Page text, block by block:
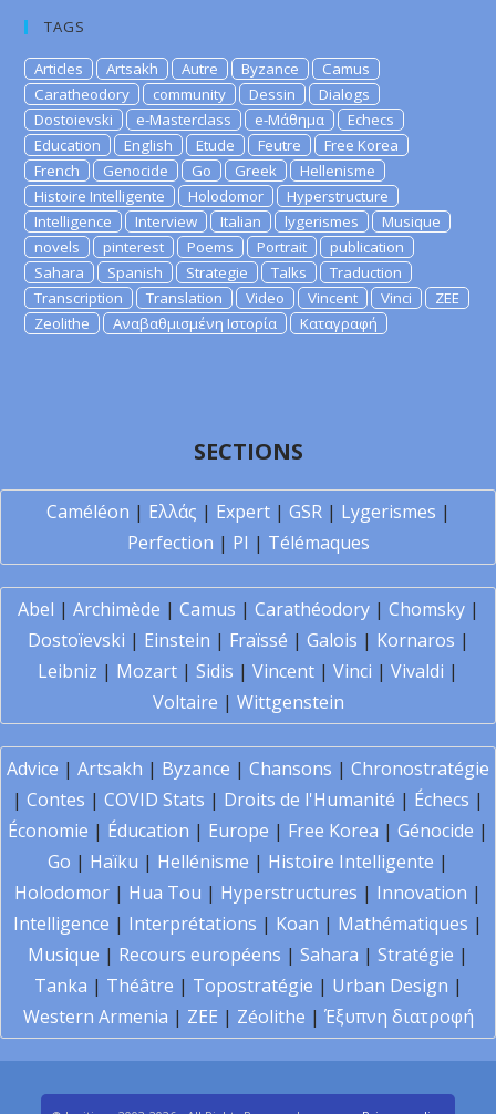
TAGS
Articles Artsakh Autre Byzance
Camus
Caratheodory
community Dessin
Dialogs
Dostoievski
e-Masterclass e-Μάθημα
Echecs
Education
English Etude Feutre
Free Korea
French
Genocide Go Greek
Hellenisme
Histoire Intelligente
Holodomor
Hyperstructure
Intelligence
Interview Italian lygerismes
Musique
novels
pinterest Poems Portrait
publication
Sahara
Spanish Strategie Talks
Traduction
Transcription
Translation Video Vincent Vinci
ZEE
Zeolithe
Αναβαθμισμένη Ιστορία Καταγραφή
SECTIONS
Caméléon | Ελλάς | Expert| GSR| Lygerismes |
Perfection | PI | Télémaques
Abel | Archimède | Camus | Carathéodory| Chomsky|
Dostoïevski | Einstein | Fraïssé | Galois | Kornaros |
Leibniz | Mozart | Sidis | Vincent | Vinci | Vivaldi |
Voltaire | Wittgenstein
Advice | Artsakh | Byzance | Chansons | Chronostratégie
| Contes | COVID Stats | Droits de l'Humanité | Échecs |
Économie | Éducation | Europe | Free Korea | Génocide |
Go | Haïku | Hellénisme | Histoire Intelligente |
Holodomor | Hua Tou | Hyperstructures | Innovation |
Intelligence | Interprétations | Koan | Mathématiques |
Musique | Recours européens | Sahara | Stratégie |
Tanka | Théâtre | Topostratégie | Urban Design |
Western Armenia | ZEE | Zéolithe | Έξυπνη διατροφή